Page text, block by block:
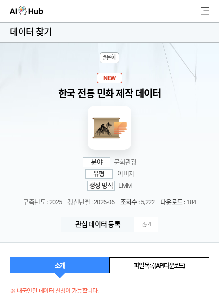
AI-Hub
색
데이터 찾기
#문화
NEW
한국 전통 민화 제작 데이터
분야
문화관광
유형
이미지
생성 방식
LMM
구축년도 : 2025 갱신년월 : 2026-06 조회수 :5,222 다운로드 :184
관심 데이터 등록 4
소개 파일 목록 (API 다운로드)
※ 내국인만 데이터 신청이 가능합니다.